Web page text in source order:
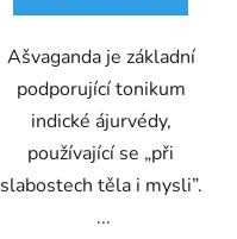
Ašvaganda je základní
podporující tonikum
indické ájurvédy,
používající se „při
slabostech těla i mysli”.
...